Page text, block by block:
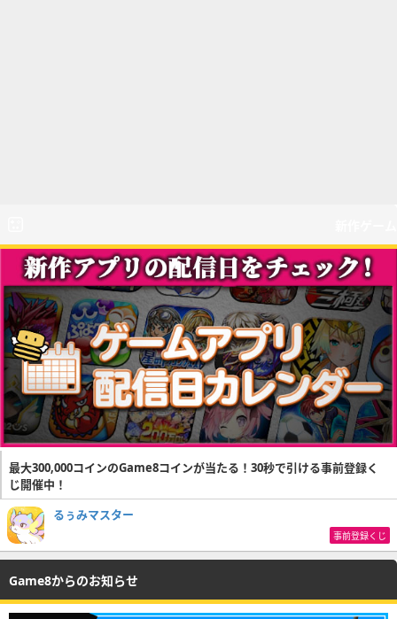
最大300,000コインのGame8コインが当たる！30秒で引ける事前登録く
じ開催中！
るぅみマスター
事前登録くじ
Game8からのお知らせ